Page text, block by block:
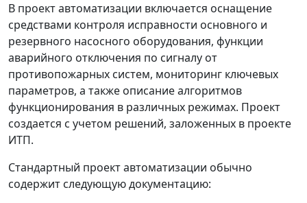
В проект автоматизации включается оснащение
средствами контроля исправности основного и
резервного насосного оборудования, функции
аварийного отключения по сигналу от
противопожарных систем, мониторинг ключевых
параметров, а также описание алгоритмов
функционирования в различных режимах. Проект
создается с учетом решений, заложенных в проекте
ИТП.
Стандартный проект автоматизации обычно
содержит следующую документацию: